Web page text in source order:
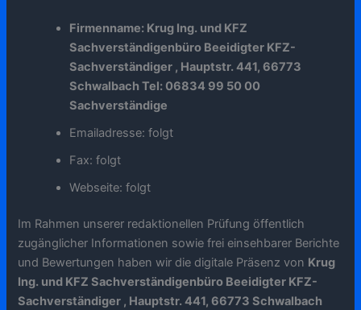
Firmenname: Krug Ing. und KFZ
Sachverständigenbüro Beeidigter KFZ-
Sachverständiger , Hauptstr. 441, 66773
Schwalbach Tel: 06834 99 50 00
Sachverständige
Emailadresse: folgt
Fax: folgt
Webseite: folgt
Im Rahmen unserer redaktionellen Prüfung öffentlich
zugänglicher Informationen sowie frei einsehbarer Berichte
und Bewertungen haben wir die digitale Präsenz von Krug
Ing. und KFZ Sachverständigenbüro Beeidigter KFZ-
Sachverständiger , Hauptstr. 441, 66773 Schwalbach